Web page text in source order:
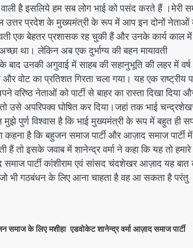
वाली है इसलिये हम सब लोग भाई को पसंद करते हैं ।मेरी
प्रदेश के मुख्यमंत्री के रूप में आप इन दोनों नेताओं
एक बेहतर प्रशासक रह चुकी हैं और उनके कार्य काल में
था। लेकिन अब एक दुर्भाग्य की बहन मायावती
उनकी अगुवाई में साहब की सहानुभूति की लहर में वर्ष
का प्रतिशत गिरता चला गया। यह एक राष्ट्रीय
नेताओं को पार्टी से बाहर का रास्ता दिखा दिया
उसे अपरिपक्व घोषित कर दिया।जहां तक भाई
पुर्ण विश्वास है कि भाई मुख्यमंत्री के रूप में बहुत ही
है कि बहुजन समाज पार्टी और आज़ाद समाज पार्टी में
इसके जवाब में शानेन्द्र वर्मा ने कहा कि यह तो हमारे
पार्टी कांशीराम एवं सांसद चंदशेखर आज़ाद यह
जो भी गठबंधन के लिए आना चाहता है वह आ सकता है परंतु
के लिए मशीहा एडवोकेट शानेन्द्र वर्मा आज़ाद समाज पार्टी